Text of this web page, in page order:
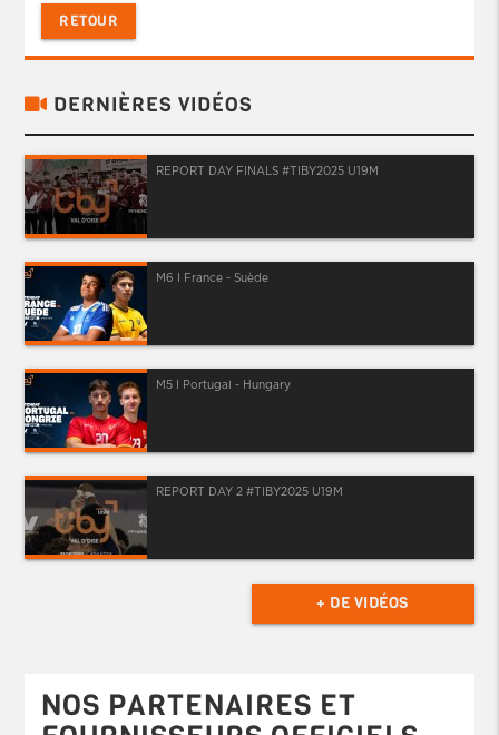
RETOUR
DERNIÈRES VIDÉOS
REPORT DAY FINALS #TIBY2025 U19M
M6 I France - Suède
M5 I Portugal - Hungary
REPORT DAY 2 #TIBY2025 U19M
+ DE VIDÉOS
NOS PARTENAIRES ET